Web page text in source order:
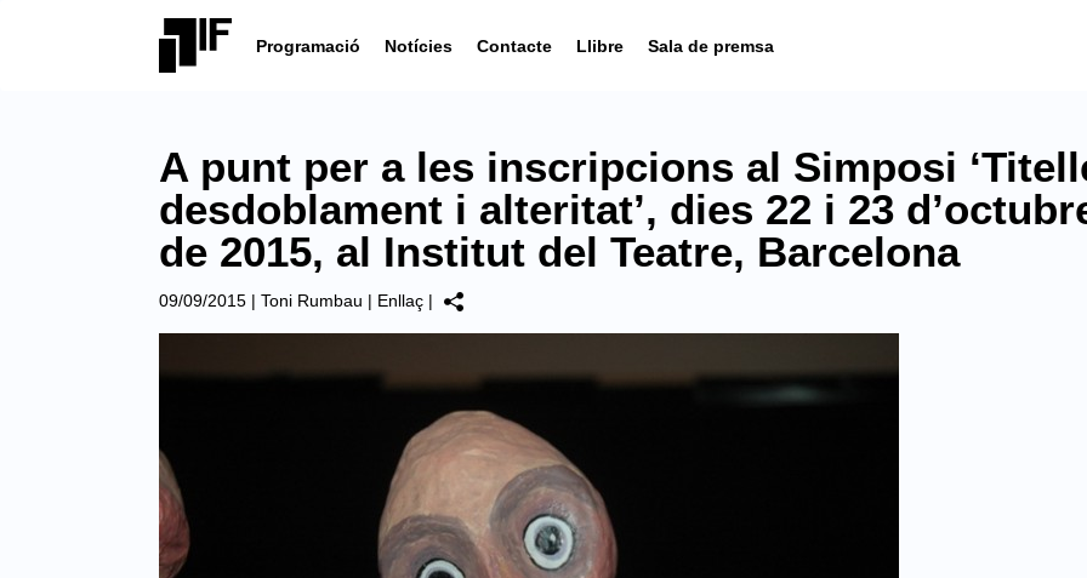
Programació Notícies Contacte Llibre Sala de premsa
A punt per a les inscripcions al Simposi
desdoblament i alteritat’, dies 22 i 23
de 2015, al Institut del Teatre, Barcelona
09/09/2015 | Toni Rumbau | Enllaç |